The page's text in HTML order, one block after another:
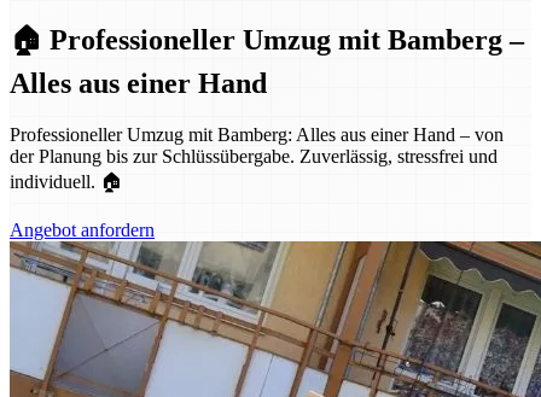
🏠 Professioneller Umzug mit Bamberg –
Alles aus einer Hand
Professioneller Umzug mit Bamberg: Alles aus einer Hand – von
der Planung bis zur Schlüssübergabe. Zuverlässig, stressfrei und
individuell. 🏠
Angebot anfordern